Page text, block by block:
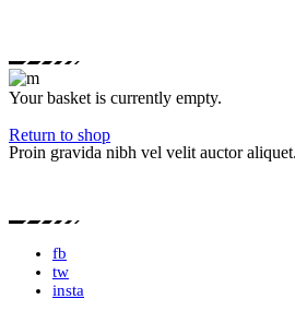
Your basket is currently empty.
Return to shop
Proin gravida nibh vel velit auctor
fb
tw
insta